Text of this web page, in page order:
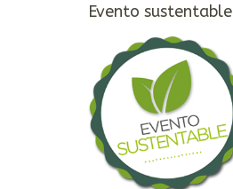
Evento sustentable